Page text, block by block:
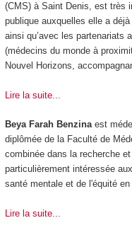
(CMS) à Saint Denis, est très
publique auxquelles elle a
ainsi qu’avec les partenariats
(médecins du monde à
Nouvel Horizons,
Lire la suite...
Beya Farah Benzinaest
diplômée de la Faculté de
combinée dans la recherche
particulièrement intéressée
santé mentale et de l'équité en
Lire la suite...